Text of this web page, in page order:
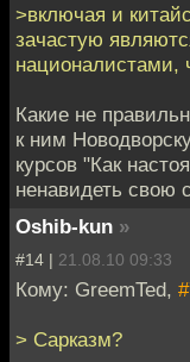
>включая и
зачастую
националистами,
Какие не
к ним
курсов "Как
ненавидеть свою
Oshib-kun »
#14 | 21.08.10 09:33
Кому: GreemTed,
> Сарказм?